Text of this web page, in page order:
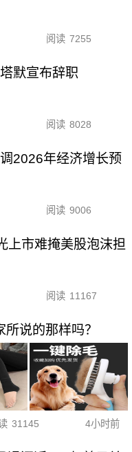
阅读 7255
默宣布辞职
阅读 8028
2026年经济增长预
阅读 9006
上市难掩美股泡沫担
阅读 11167
说的那样吗？
31145 4小时前